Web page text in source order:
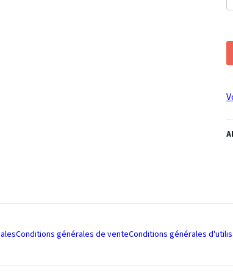
Conditions générales de venteConditions générales